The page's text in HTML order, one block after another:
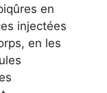
en
injectées
en les